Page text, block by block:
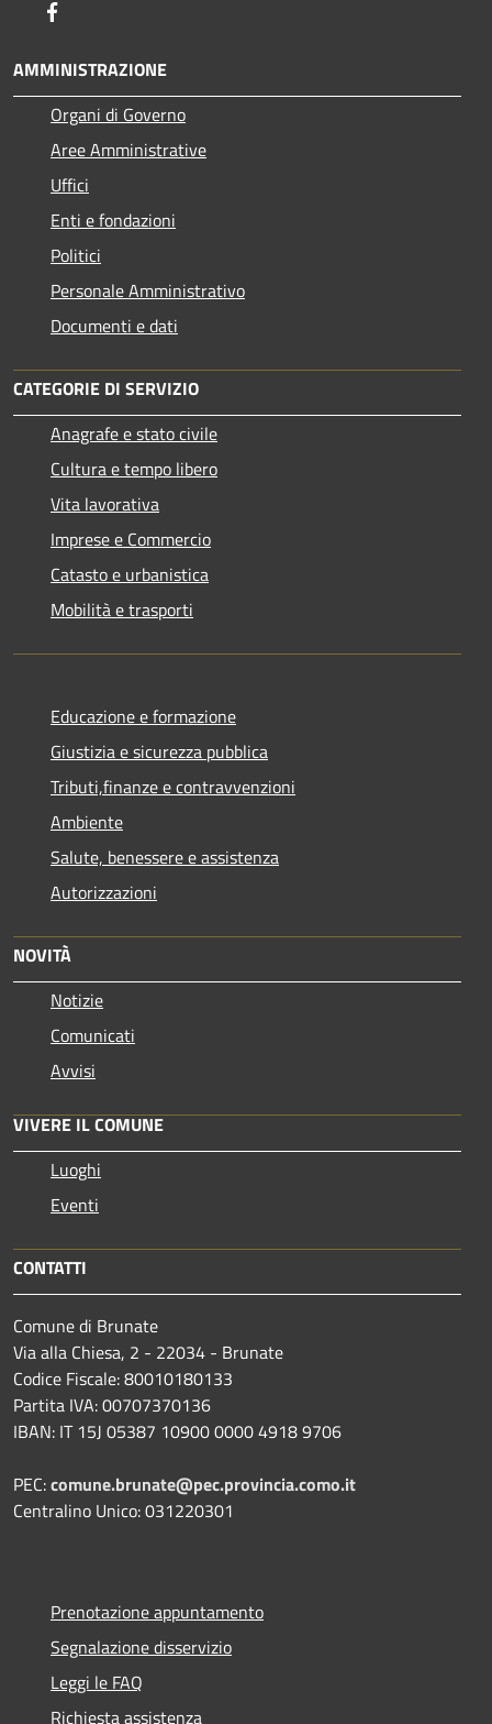
AMMINISTRAZIONE
Organi di Governo
Aree Amministrative
Uffici
Enti e fondazioni
Politici
Personale Amministrativo
Documenti e dati
CATEGORIE DI SERVIZIO
Anagrafe e stato civile
Cultura e tempo libero
Vita lavorativa
Imprese e Commercio
Catasto e urbanistica
Mobilità e trasporti
Educazione e formazione
Giustizia e sicurezza pubblica
Tributi,finanze e contravvenzioni
Ambiente
Salute, benessere e assistenza
Autorizzazioni
NOVITÀ
Notizie
Comunicati
Avvisi
VIVERE IL COMUNE
Luoghi
Eventi
CONTATTI
Comune di Brunate
Via alla Chiesa, 2 - 22034 - Brunate
Codice Fiscale: 80010180133
Partita IVA: 00707370136
IBAN: IT 15J 05387 10900 0000 4918 9706
PEC:comune.brunate@pec.provincia.como.it
Centralino Unico: 031220301
Prenotazione appuntamento
Segnalazione disservizio
Leggi le FAQ
Richiesta assistenza